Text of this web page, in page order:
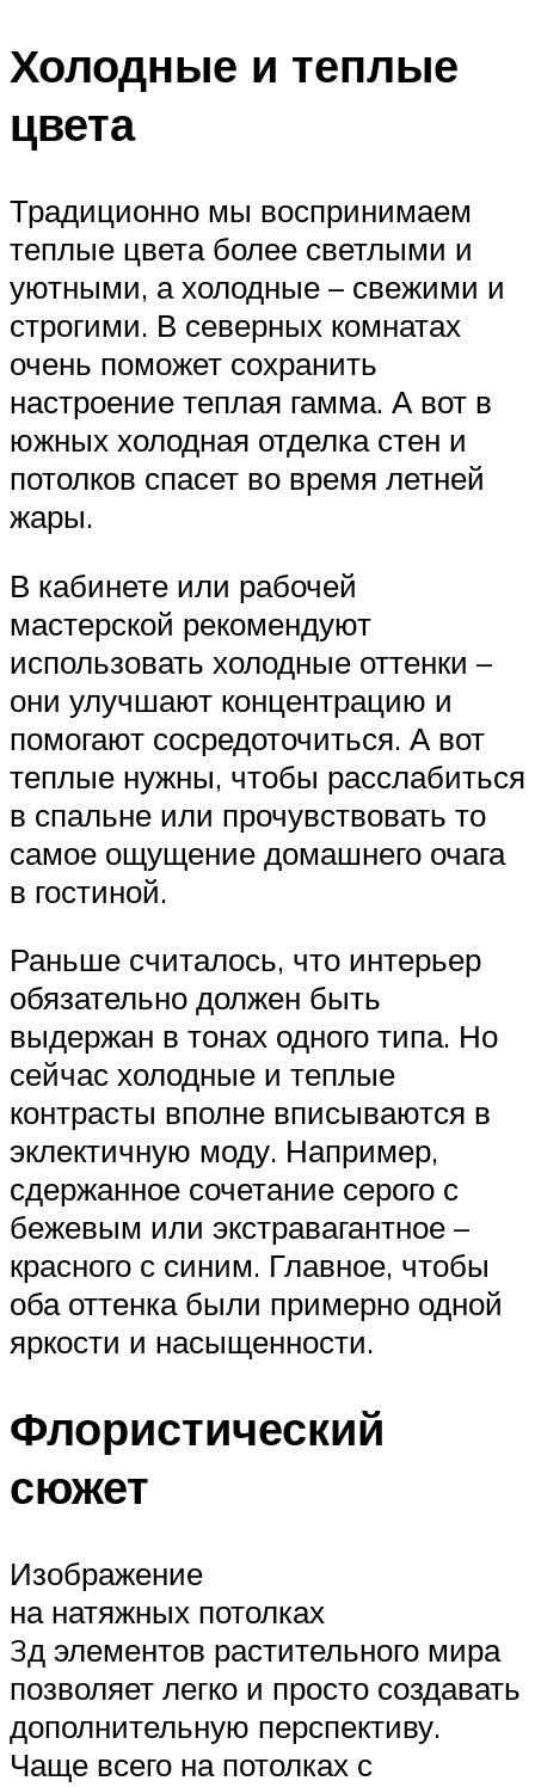
Холодные и теплые
цвета
Традиционно мы воспринимаем
теплые цвета более светлыми и
уютными, а холодные – свежими и
строгими. В северных комнатах
очень поможет сохранить
настроение теплая гамма. А вот в
южных холодная отделка стен и
потолков спасет во время летней
жары.
В кабинете или рабочей
мастерской рекомендуют
использовать холодные оттенки –
они улучшают концентрацию и
помогают сосредоточиться. А вот
теплые нужны, чтобы расслабиться
в спальне или прочувствовать то
самое ощущение домашнего очага
в гостиной.
Раньше считалось, что интерьер
обязательно должен быть
выдержан в тонах одного типа. Но
сейчас холодные и теплые
контрасты вполне вписываются в
эклектичную моду. Например,
сдержанное сочетание серого с
бежевым или экстравагантное –
красного с синим. Главное, чтобы
оба оттенка были примерно одной
яркости и насыщенности.
Флористический
сюжет
Изображение
на натяжных потолках
3д элементов растительного мира
позволяет легко и просто создавать
дополнительную перспективу.
Чаще всего на потолках с